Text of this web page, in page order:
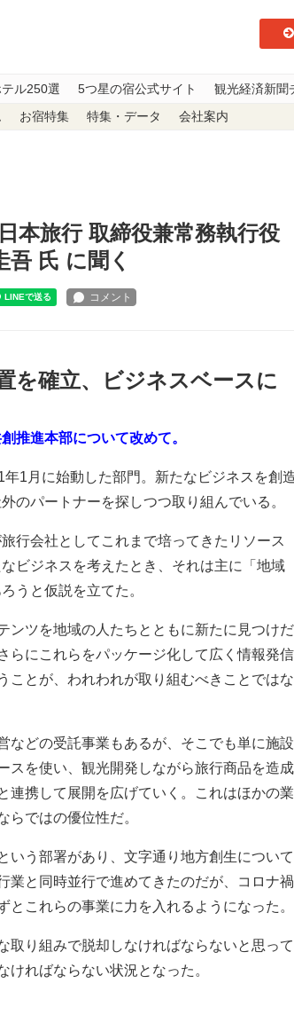
ル250選 5つ星の宿公式サイト 観光経済新聞
お宿特集 特集・データ 会社案内
本旅行 取締役兼常務執行役員事業共創推進本部長 吉
本旅行 取締役兼常務執行役
氏 に聞く
を確立、ビジネスベースに
進本部について改めて。
年1月に始動した部門。新たなビジネスを創
のパートナーを探しつつ取り組んでいる。
行会社としてこれまで培ってきたリソース
ビジネスを考えたとき、それは主に「地域
うと仮説を立てた。
ツを地域の人たちとともに新たに見つけだ
らにこれらをパッケージ化して広く情報発信
ことが、われわれが取り組むべきことではな
どの受託事業もあるが、そこでも単に施設
スを使い、観光開発しながら旅行商品を造成
連携して展開を広げていく。これはほかの業
らではの優位性だ。
う部署があり、文字通り地方創生について
業と同時並行で進めてきたのだが、コロナ禍
これらの事業に力を入れるようになった。
り組みで脱却しなければならないと思って
ればならない状況となった。